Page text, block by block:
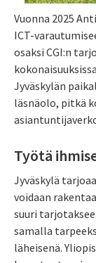
Vuonna 2025
ICT-
osaksi CGI:n
Jyväskylän
läsnäolo, pitkä
Työtä
Jyväskylä
voidaan
suuri
samalla
läheisenä.